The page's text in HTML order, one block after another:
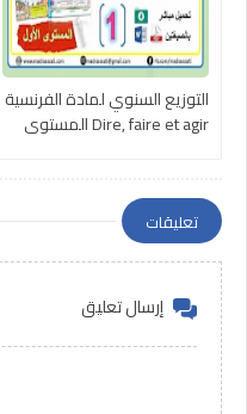
التوزيع السنوي لمادة الفرنسية
Dire, faire et agir المستوى
تعليقات
إرسال تعليق